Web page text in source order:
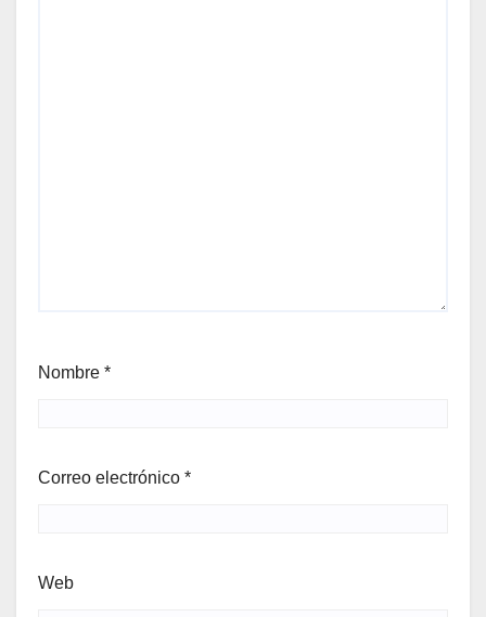
Nombre *
Correo electrónico *
Web